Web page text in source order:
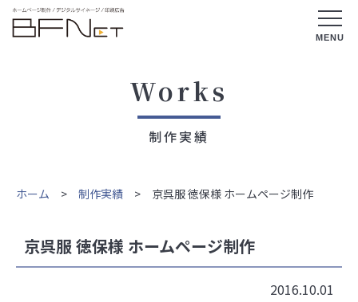
Works
制作実績
ホーム > 制作実績 > 京呉服 徳保様 ホームページ制作
京呉服 徳保様 ホームページ制作
2016.10.01